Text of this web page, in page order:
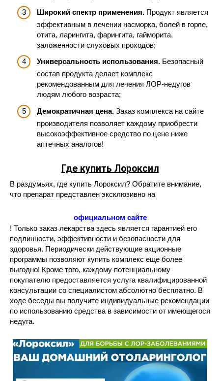
Широкий спектр применения. Продукт является
эффективным в лечении насморка, болей в горле,
отита, ларингита, фарингита, гайморита,
заложенности слуховых проходов;
Универсальность использования. Безопасный
состав продукта делает комплекс
рекомендованным для лечения ЛОР-недугов
людям любого возраста;
Демократичная цена. Заказ комплекса на сайте
производителя позволяет каждому приобрести
высокоэффективное средство по цене ниже
аптечных аналогов!
Где купить Лороксил
В раздумьях, где купить Лороксил? Обратите внимание,
что препарат представлен эксклюзивно на
официальном сайте
! Только заказ лекарства здесь является гарантией его
подлинности, эффективности и безопасности для
здоровья. Периодически действующие акционные
программы позволяют купить комплекс еще более
выгодно! Кроме того, каждому потенциальному
покупателю предоставляется услуга квалифицированной
консультации со специалистом абсолютно бесплатно. В
ходе беседы вы получите индивидуальные рекомендации
по использованию средства в зависимости от имеющегося
недуга.